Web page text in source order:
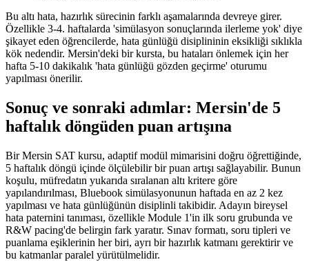
Bu altı hata, hazırlık sürecinin farklı aşamalarında devreye girer.
Özellikle 3-4. haftalarda 'simülasyon sonuçlarında ilerleme yok' diye
şikayet eden öğrencilerde, hata günlüğü disiplininin eksikliği sıklıkla
kök nedendir. Mersin'deki bir kursta, bu hataları önlemek için her
hafta 5-10 dakikalık 'hata günlüğü gözden geçirme' oturumu
yapılması önerilir.
Sonuç ve sonraki adımlar: Mersin'de 5
haftalık döngüden puan artışına
Bir Mersin SAT kursu, adaptif modül mimarisini doğru öğrettiğinde,
5 haftalık döngü içinde ölçülebilir bir puan artışı sağlayabilir. Bunun
koşulu, müfredatın yukarıda sıralanan altı kritere göre
yapılandırılması, Bluebook simülasyonunun haftada en az 2 kez
yapılması ve hata günlüğünün disiplinli takibidir. Adayın bireysel
hata paternini tanıması, özellikle Module 1'in ilk soru grubunda ve
R&W pacing'de belirgin fark yaratır. Sınav formatı, soru tipleri ve
puanlama eşiklerinin her biri, ayrı bir hazırlık katmanı gerektirir ve
bu katmanlar paralel yürütülmelidir.